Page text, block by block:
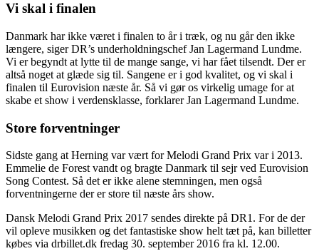
Vi skal i finalen
Danmark har ikke været i finalen to år i træk, og nu går den ikke
længere, siger DR’s underholdningschefJan Lagermand Lundme.
Vi er begyndt at lytte til de mange sange, vi har fået tilsendt. Der er
altså noget at glæde sig til. Sangene er i god kvalitet, og vi skal i
finalen til Eurovision næste år. Så vi gør os virkelig umage for at
skabe et show i verdensklasse, forklarer Jan Lagermand Lundme.
Store forventninger
Sidste gang at Herning var vært for Melodi Grand Prix var i 2013.
Emmelie de Forest vandt og bragte Danmark til sejr ved Eurovision
Song Contest. Så det er ikke alene stemningen, men også
forventningerne der er store til næste års show.
Dansk Melodi Grand Prix 2017 sendes direkte på DR1. For de der
vil opleve musikken og det fantastiske show helt tæt på, kan billetter
købes via drbillet.dk fredag 30. september 2016 fra kl. 12.00.